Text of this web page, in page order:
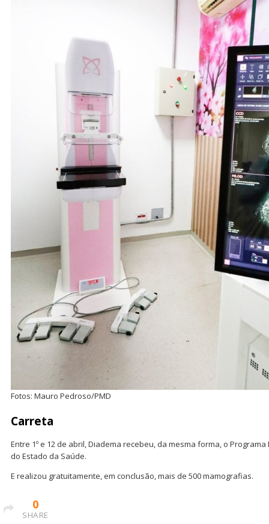
Fotos: Mauro Pedroso/PMD
Carreta
Entre 1º e 12 de abril, Diadema recebeu, da mesma forma, o
do Estado da Saúde.
E realizou gratuitamente, em conclusão, mais de 500 mamografias.
0
SHARE